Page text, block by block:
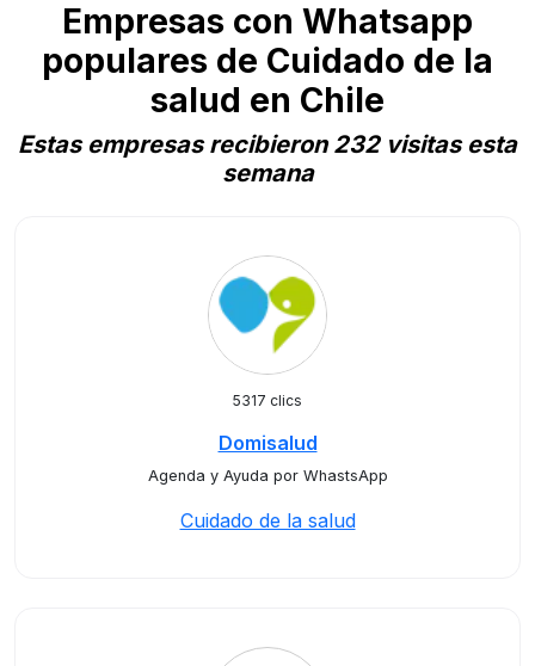
Empresas con Whatsapp
populares de Cuidado de la
salud en Chile
Estas empresas recibieron 232 visitas esta
semana
5317 clics
Domisalud
Agenda y Ayuda por WhastsApp
Cuidado de la salud